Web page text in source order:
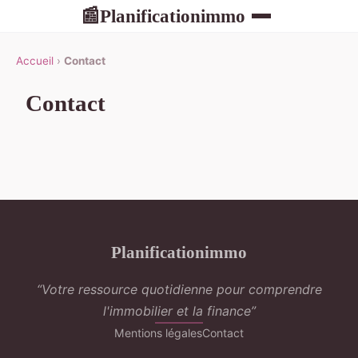
📰Planificationimmo
Accueil › Contact
Contact
Planificationimmo
“Votre ressource quotidienne pour comprendre
l'immobilier et la finance”
Mentions légalesContact